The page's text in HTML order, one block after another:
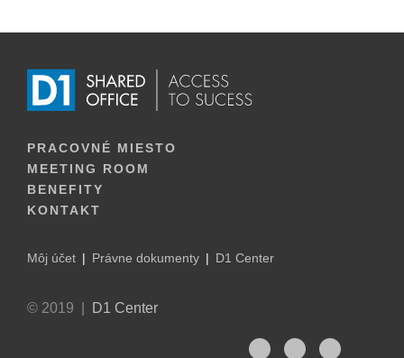
PRACOVNÉ MIESTO
MEETING ROOM
BENEFITY
KONTAKT
Môj účet Právne dokumenty D1 Center
© 2019 | D1 Center